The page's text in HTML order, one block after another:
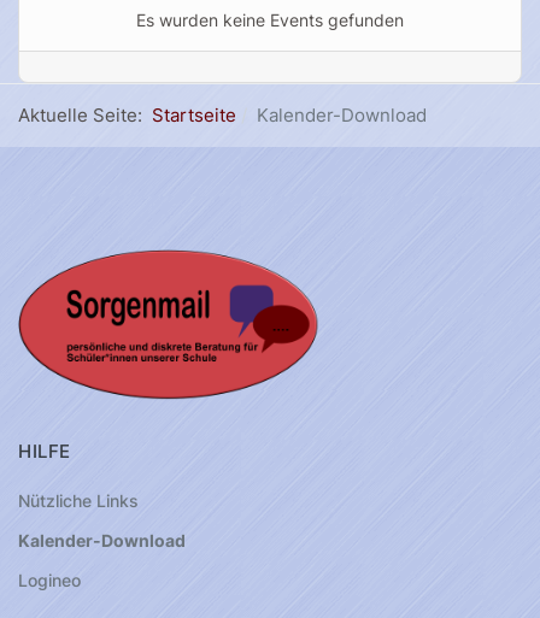
Es wurden keine Events gefunden
Aktuelle Seite: Startseite Kalender-Download
HILFE
Nützliche Links
Kalender-Download
Logineo